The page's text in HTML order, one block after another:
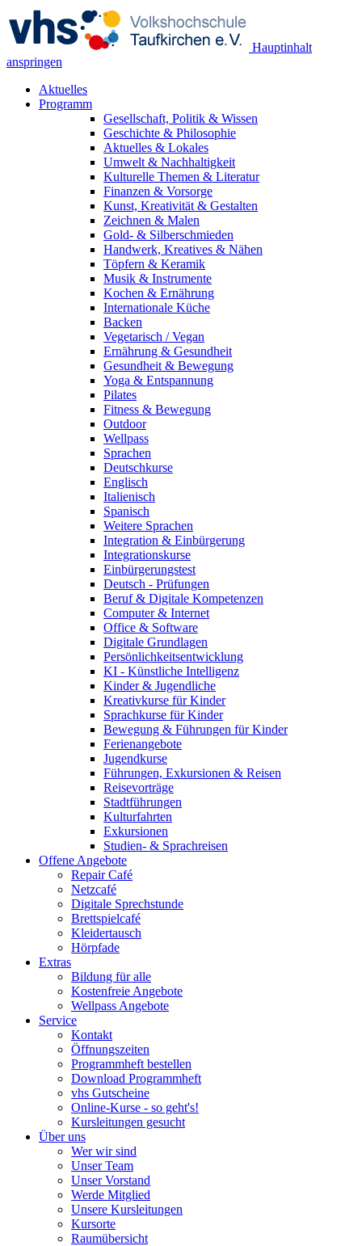
Hauptinhalt
anspringen
Aktuelles
Programm
Gesellschaft, Politik & Wissen
Geschichte & Philosophie
Aktuelles & Lokales
Umwelt & Nachhaltigkeit
Kulturelle Themen & Literatur
Finanzen & Vorsorge
Kunst, Kreativität & Gestalten
Zeichnen & Malen
Gold- & Silberschmieden
Handwerk, Kreatives & Nähen
Töpfern & Keramik
Musik & Instrumente
Kochen & Ernährung
Internationale Küche
Backen
Vegetarisch / Vegan
Ernährung & Gesundheit
Gesundheit & Bewegung
Yoga & Entspannung
Pilates
Fitness & Bewegung
Outdoor
Wellpass
Sprachen
Deutschkurse
Englisch
Italienisch
Spanisch
Weitere Sprachen
Integration & Einbürgerung
Integrationskurse
Einbürgerungstest
Deutsch - Prüfungen
Beruf & Digitale Kompetenzen
Computer & Internet
Office & Software
Digitale Grundlagen
Persönlichkeitsentwicklung
KI - Künstliche Intelligenz
Kinder & Jugendliche
Kreativkurse für Kinder
Sprachkurse für Kinder
Bewegung & Führungen für Kinder
Ferienangebote
Jugendkurse
Führungen, Exkursionen & Reisen
Reisevorträge
Stadtführungen
Kulturfahrten
Exkursionen
Studien- & Sprachreisen
Offene Angebote
Repair Café
Netzcafé
Digitale Sprechstunde
Brettspielcafé
Kleidertausch
Hörpfade
Extras
Bildung für alle
Kostenfreie Angebote
Wellpass Angebote
Service
Kontakt
Öffnungszeiten
Programmheft bestellen
Download Programmheft
vhs Gutscheine
Online-Kurse - so geht's!
Kursleitungen gesucht
Über uns
Wer wir sind
Unser Team
Unser Vorstand
Werde Mitglied
Unsere Kursleitungen
Kursorte
Raumübersicht